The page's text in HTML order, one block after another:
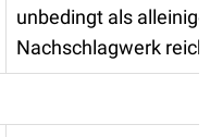
unbedingt als
Nachschlagwerk